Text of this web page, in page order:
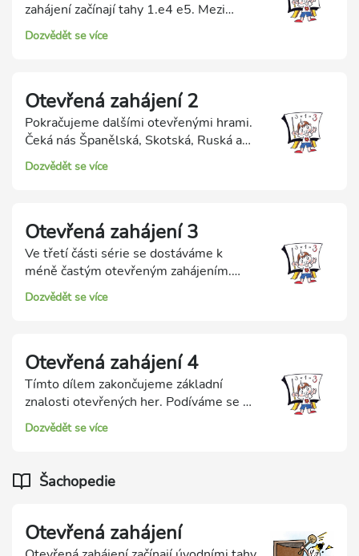
zahájení začínají tahy 1.e4 e5. Mezi
nejzákladnější patří Italská hra, Hra 2
jezdců v obraně, Hra čtyř jezdců a
Dozvědět se více
Otevřená zahájení 2
Pokračujeme dalšími otevřenými hrami.
Čeká nás Španělská, Skotská, Ruská a
Vídeňská. Všechny patří mezi nejčastější
otevřená zahájení.
Dozvědět se více
Otevřená zahájení 3
Ve třetí části série se dostáváme k
méně častým otevřeným zahájením.
Evansův gambit, Střelcova hra, Střední
hra a Severský gambit.
Dozvědět se více
Otevřená zahájení 4
Tímto dílem zakončujeme základní
znalosti otevřených her. Podíváme se na
Uherskou obranu, Ponzianiho hru,
Philidorovu obranu a Lotyšský gambit.
Dozvědět se více
Šachopedie
Otevřená zahájení